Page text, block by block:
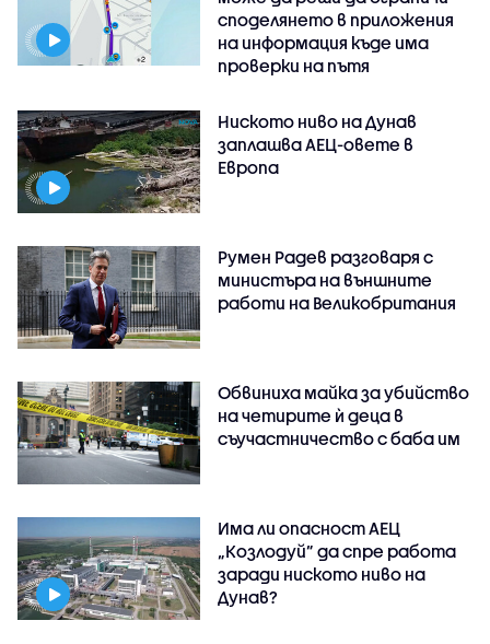
споделянето в приложения
на информация къде има
проверки на пътя
Ниското ниво на Дунав
заплашва АЕЦ-овете в
Европа
Румен Радев разговаря с
министъра на външните
работи на Великобритания
Обвиниха майка за убийство
на четирите ѝ деца в
съучастничество с баба им
Има ли опасност АЕЦ
„Козлодуй” да спре работа
заради ниското ниво на
Дунав?